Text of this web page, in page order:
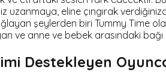
eline çıngırak
şeylerden biri Tummy Time
ve anne ve bebek arasındaki
Destekleyen